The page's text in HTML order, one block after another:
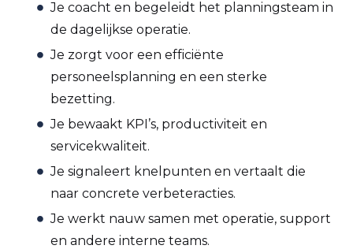
Je coacht en begeleidt het planningsteam in
de dagelijkse operatie.
Je zorgt voor een efficiënte
personeelsplanning en een sterke
bezetting.
Je bewaakt KPI’s, productiviteit en
servicekwaliteit.
Je signaleert knelpunten en vertaalt die
naar concrete verbeteracties.
Je werkt nauw samen met operatie, support
en andere interne teams.